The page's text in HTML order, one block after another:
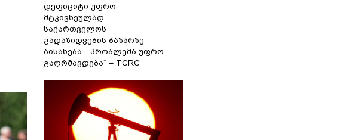
დეფიციტი უფრო
მტკივნეულად
საქართველოს
გადაზიდვების ბაზარზე
აისახება - პრობლემა უფრო
გაღრმავდება“ – TCRC